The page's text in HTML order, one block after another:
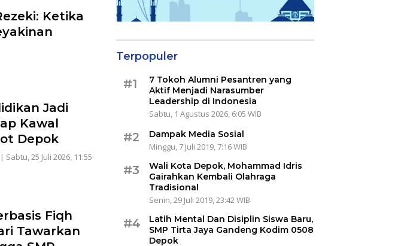
Ketika
Jadi
Kawal
Depok
| Sabtu, 25 Juli 2026, 11:55
Fiqh
Tawarkan
Terpopuler
#1
7 Tokoh Alumni Pesantren yang
Aktif Menjadi Narasumber
Leadership di Indonesia
Sabtu, 1 Agustus 2026, 6:05 WIB
#2
Dampak Media Sosial
Minggu, 7 Juli 2019, 7:16 WIB
#3
Wali Kota Depok, Mohammad Idris
Gairahkan Kembali Olahraga
Tradisional
Senin, 29 Juli 2019, 23:42 WIB
#4
Latih Mental Dan Disiplin Siswa Baru,
SMP Tirta Jaya Gandeng Kodim 0508
Depok